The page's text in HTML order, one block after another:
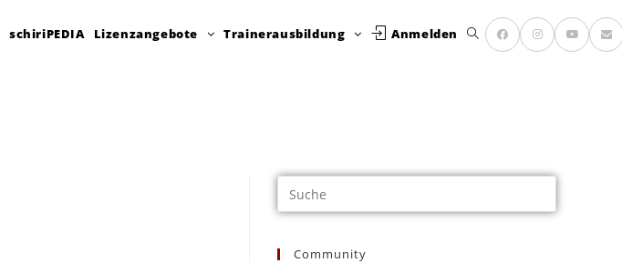
schiriPEDIA Lizenzangebote Trainerausbildung Anmelden
Community